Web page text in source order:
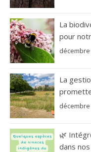
La
pour
décembre
La
décembre
🌿
dans